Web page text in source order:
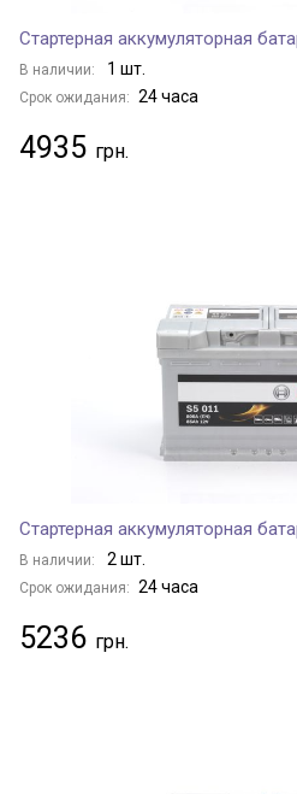
Стартерная аккумуляторная
В наличии: 1 шт.
Срок ожидания: 24 часа
4935
Стартерная аккумуляторная
В наличии: 2 шт.
Срок ожидания: 24 часа
5236